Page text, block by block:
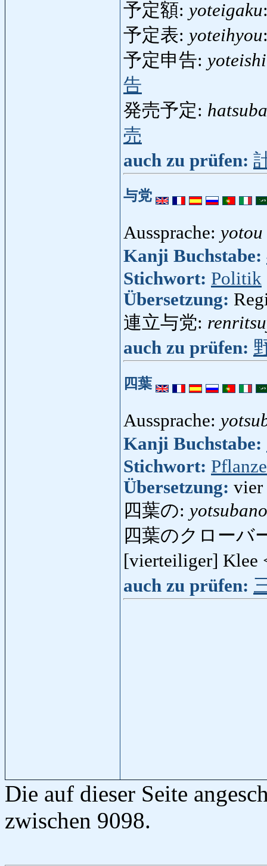
予定額: yoteigaku
予定表: yoteihyou
予定申告:
告
発売予定:
売
auch zu prüfen:
与党
Aussprache: yotou
Kanji Buchstabe:
Stichwort: Politik
Übersetzung:
連立与党:
auch zu prüfen:
四葉
Aussprache:
Kanji Buchstabe:
Stichwort: Pflanze
Übersetzung: vier
四葉の: yotsubano
四葉のクローバ
[vierteiliger] Klee
auch zu prüfen:
Die auf dieser Seite
zwischen 9098.